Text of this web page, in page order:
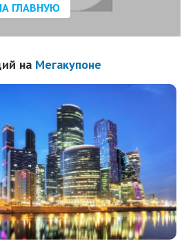
ГЛАВНУЮ
на Мегакупоне